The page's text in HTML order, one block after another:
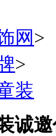
网 >
>
装
诚